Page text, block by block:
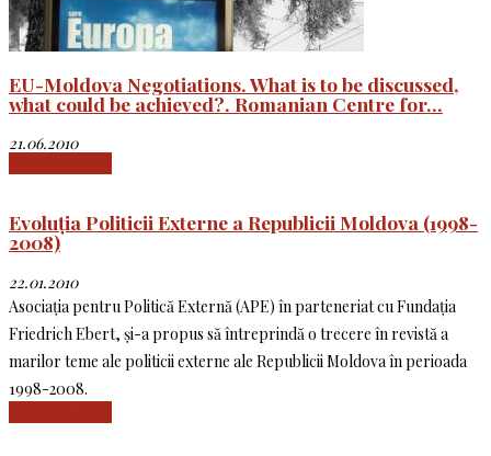
EU-Moldova Negotiations. What is to be discussed,
what could be achieved?. Romanian Centre for...
21.06.2010
Evoluția Politicii Externe a Republicii Moldova (1998-
2008)
22.01.2010
Asociația pentru Politică Externă (APE) în parteneriat cu Fundația
Friedrich Ebert, și-a propus să întreprindă o trecere în revistă a
marilor teme ale politicii externe ale Republicii Moldova în perioada
1998-2008.